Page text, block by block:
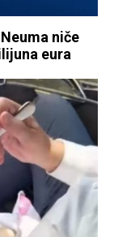
niče
eura